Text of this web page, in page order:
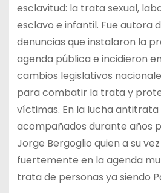
esclavitud: la trata sexual,
esclavo e infantil. Fue autora
denuncias que instalaron la
agenda pública e incidieron
cambios legislativos
para combatir la trata y
víctimas. En la lucha
acompañados durante años
Jorge Bergoglio quien a su
fuertemente en la agenda
trata de personas ya siendo